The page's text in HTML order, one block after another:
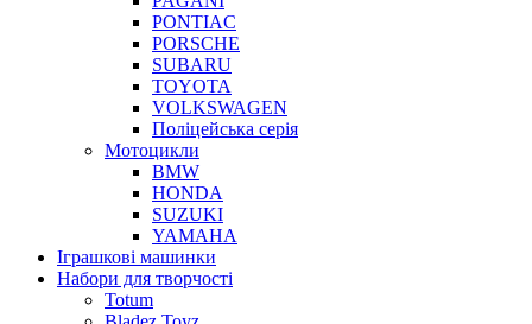
PONTIAC
PORSCHE
SUBARU
TOYOTA
VOLKSWAGEN
Поліцейська серія
Мотоцикли
BMW
HONDA
SUZUKI
YAMAHA
Іграшкові машинки
Набори для творчості
Totum